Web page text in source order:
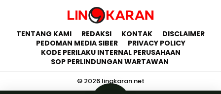
TENTANG KAMI REDAKSI KONTAK
DISCLAIMER
PEDOMAN MEDIA SIBER
PRIVACY POLICY
KODE PERILAKU INTERNAL PERUSAHAAN
SOP PERLINDUNGAN WARTAWAN
© 2026 lingkaran.net